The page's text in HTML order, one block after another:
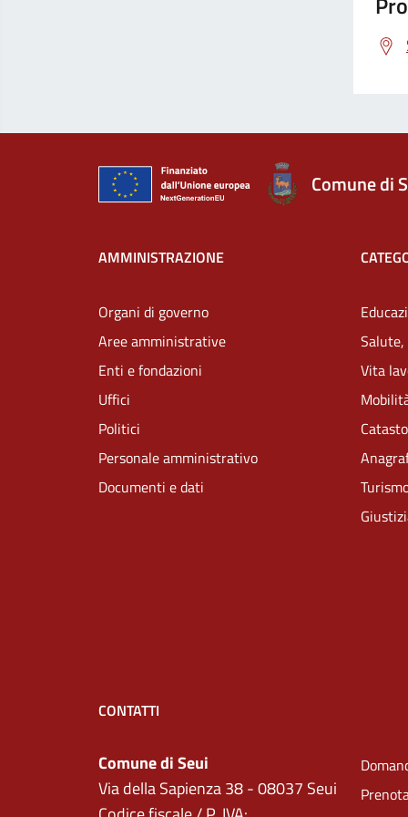
Comune di
AMMINISTRAZIONE
Organi di governo
Aree amministrative
Enti e fondazioni
Uffici
Politici
Personale amministrativo
Documenti e dati
Salute,
Vita
CONTATTI
Comune di Seui
Via della Sapienza 38 - 08037 Seui